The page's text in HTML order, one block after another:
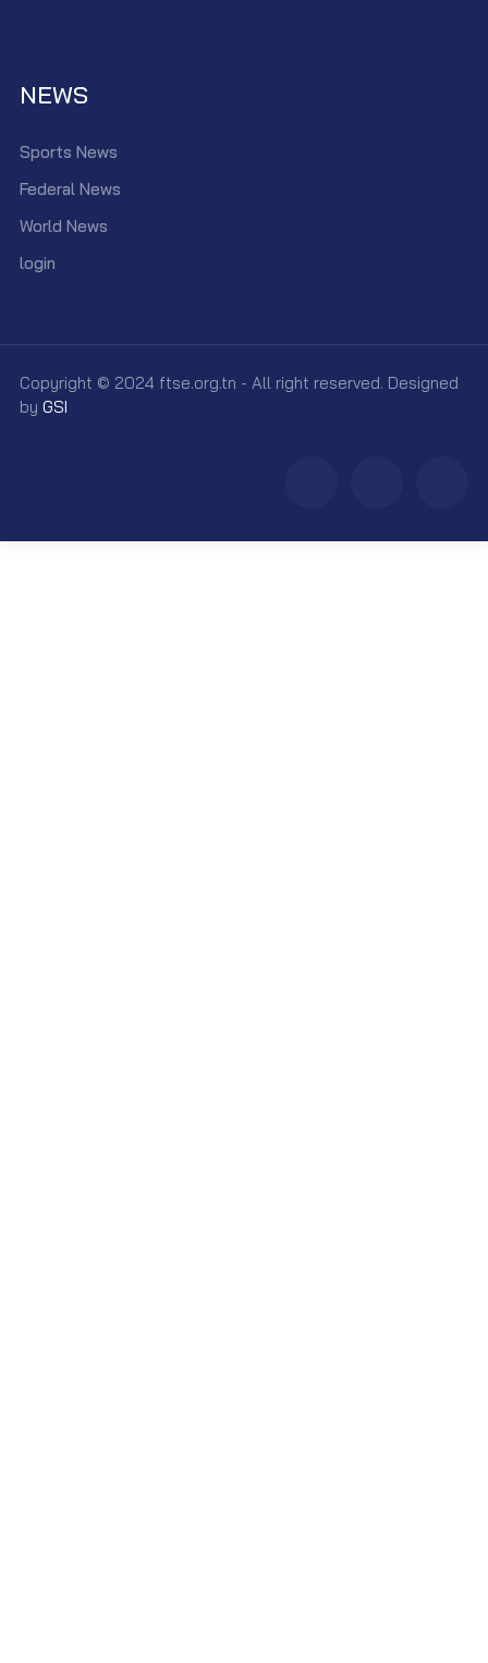
NEWS
Sports News
Federal News
World News
login
Copyright © 2024 ftse.org.tn - All right reserved. Designed
by GSI